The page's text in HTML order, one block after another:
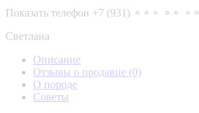
Показать телефон +7 (931) ⚬⚬⚬ ⚬⚬ ⚬⚬
Светлана
Описание
Отзывы о продавце (0)
О породе
Советы